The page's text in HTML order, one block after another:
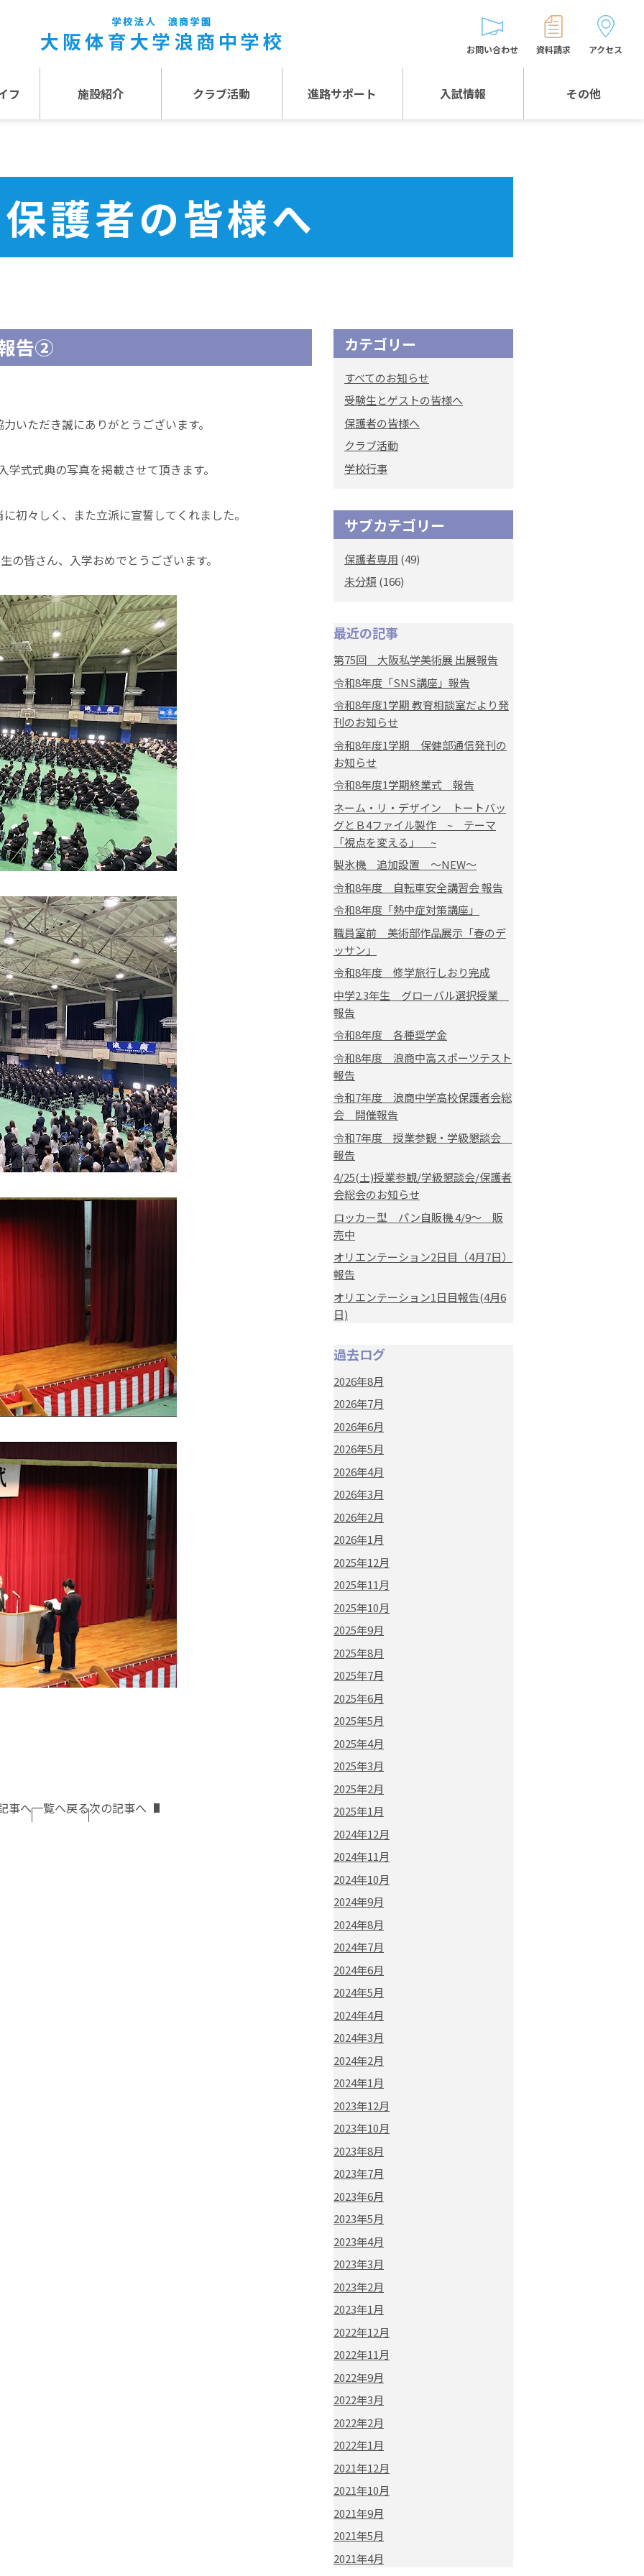
フ 施設紹介 クラブ活動 進路サポート 入試情報 その他
お問い合わせ 資料請求 アクセス
保護者の皆様へ
告②
いただき誠にありがとうございます。
式式典の写真を掲載させて頂きます。
初々しく、また立派に宣誓してくれました。
の皆さん、入学おめでとうございます。
事へ一覧へ戻る次の記事へ
カテゴリー
すべてのお知らせ
受験生とゲストの皆様へ
保護者の皆様へ
クラブ活動
学校行事
サブカテゴリー
保護者専用 (49)
未分類 (166)
最近の記事
第75回 大阪私学美術展 出展報告
令和8年度「SNS講座」報告
令和8年度1学期 教育相談室だより発
刊のお知らせ
令和8年度1学期 保健部通信発刊の
お知らせ
令和8年度1学期終業式 報告
ネーム・リ・デザイン トートバッ
グとＢ4ファイル製作 ~ テーマ
「視点を変える」 ~
製氷機 追加設置 ～NEW～
令和8年度 自転車安全講習会 報告
令和8年度「熱中症対策講座」
職員室前 美術部作品展示「春のデ
ッサン」
令和8年度 修学旅行しおり完成
中学2.3年生 グローバル選択授業
報告
令和8年度 各種奨学金
令和8年度 浪商中高スポーツテスト
報告
令和7年度 浪商中学高校保護者会総
会 開催報告
令和7年度 授業参観・学級懇談会
報告
4/25(土)授業参観/学級懇談会/保護者
会総会のお知らせ
ロッカー型 パン自販機 4/9～ 販
売中
オリエンテーション2日目（4月7日）
報告
オリエンテーション1日目報告(4月6
日)
過去ログ
2026年8月
2026年7月
2026年6月
2026年5月
2026年4月
2026年3月
2026年2月
2026年1月
2025年12月
2025年11月
2025年10月
2025年9月
2025年8月
2025年7月
2025年6月
2025年5月
2025年4月
2025年3月
2025年2月
2025年1月
2024年12月
2024年11月
2024年10月
2024年9月
2024年8月
2024年7月
2024年6月
2024年5月
2024年4月
2024年3月
2024年2月
2024年1月
2023年12月
2023年10月
2023年8月
2023年7月
2023年6月
2023年5月
2023年4月
2023年3月
2023年2月
2023年1月
2022年12月
2022年11月
2022年9月
2022年3月
2022年2月
2022年1月
2021年12月
2021年10月
2021年9月
2021年5月
2021年4月